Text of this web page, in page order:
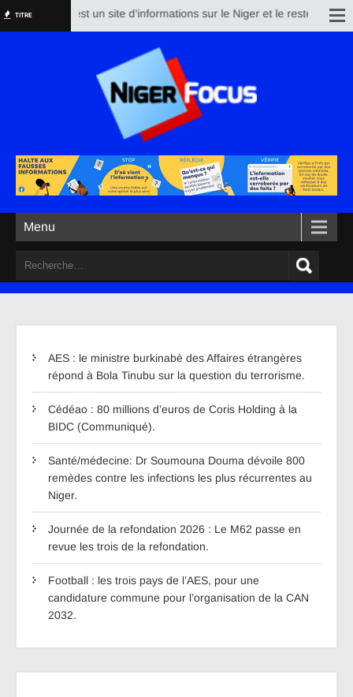
TITRE est un site d’informations sur le Niger et le reste du
Menu
AES : le ministre burkinabè des Affaires étrangères
répond à Bola Tinubu sur la question du terrorisme.
Cédéao : 80 millions d’euros de Coris Holding à la
BIDC (Communiqué).
Santé/médecine: Dr Soumouna Douma dévoile 800
remèdes contre les infections les plus récurrentes au
Niger.
Journée de la refondation 2026 : Le M62 passe en
revue les trois de la refondation.
Football : les trois pays de l’AES, pour une
candidature commune pour l’organisation de la CAN
2032.